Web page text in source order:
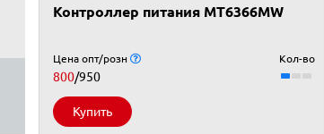
Контроллер питания MT6366MW
Цена опт/розн
800/950
Кол-во
Купить